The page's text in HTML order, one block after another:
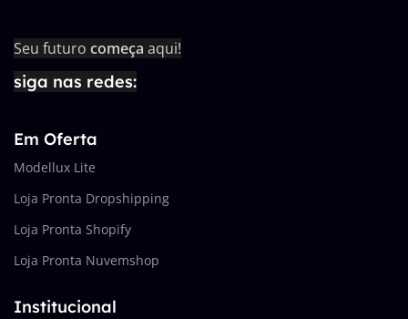
Seu futuro começa aqui!
siga nas redes:
Em Oferta
Modellux Lite
Loja Pronta Dropshipping
Loja Pronta Shopify
Loja Pronta Nuvemshop
Institucional